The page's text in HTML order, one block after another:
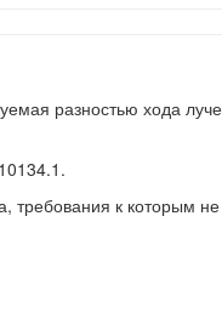
разностью хода
требования к которым